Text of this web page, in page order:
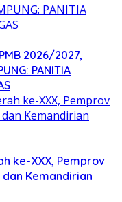
2026/2027,
PANITIA
ke-XXX, Pemprov
Kemandirian